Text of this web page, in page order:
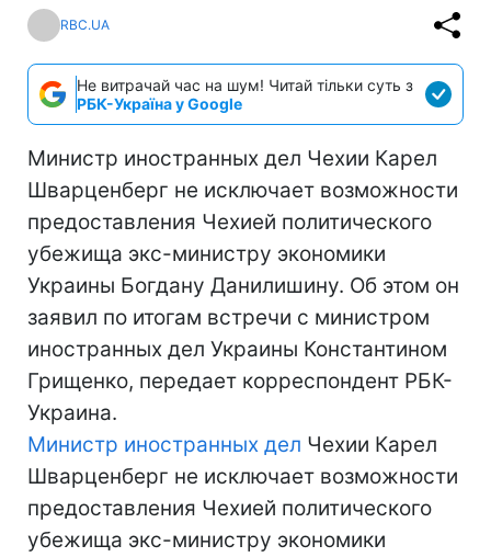
RBC.UA
Не витрачай час на шум! Читай тільки суть з
РБК-Україна у Google
Министр иностранных дел Чехии Карел
Шварценберг не исключает возможности
предоставления Чехией политического
убежища экс-министру экономики
Украины Богдану Данилишину. Об этом он
заявил по итогам встречи с министром
иностранных дел Украины Константином
Грищенко, передает корреспондент РБК-
Украина.
Министр иностранных дел Чехии Карел
Шварценберг не исключает возможности
предоставления Чехией политического
убежища экс-министру экономики